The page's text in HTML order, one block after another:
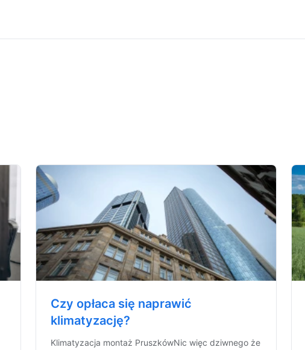
Czy opłaca się naprawić
klimatyzację?
Klimatyzacja montaż PruszkówNic więc dziwnego że